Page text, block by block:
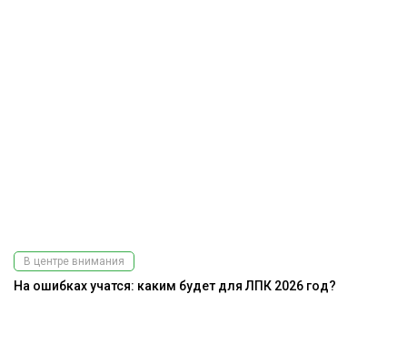
В центре внимания
На ошибках учатся: каким будет для ЛПК 2026 год?